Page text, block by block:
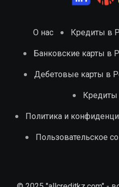
О нас Кредиты в
Банковские карты в
Дебетовые карты в
Кредиты
Политика и
Пользовательское